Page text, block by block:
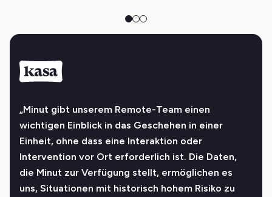
„Minut gibt unserem Remote-Team einen
wichtigen Einblick in das Geschehen in einer
Einheit, ohne dass eine Interaktion oder
Intervention vor Ort erforderlich ist. Die Daten,
die Minut zur Verfügung stellt, ermöglichen es
uns, Situationen mit historisch hohem Risiko zu